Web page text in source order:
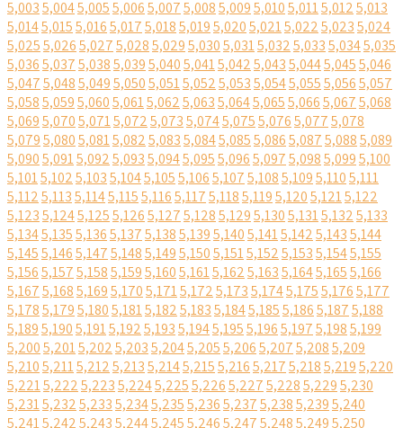
5,0035,0045,0055,0065,0075,0085,0095,0105,0115,0125,013
5,0145,0155,0165,0175,0185,0195,0205,0215,0225,0235,024
5,0255,0265,0275,0285,0295,0305,0315,0325,0335,0345,035
5,0365,0375,0385,0395,0405,0415,0425,0435,0445,0455,046
5,0475,0485,0495,0505,0515,0525,0535,0545,0555,0565,057
5,0585,0595,0605,0615,0625,0635,0645,0655,0665,0675,068
5,0695,0705,0715,0725,0735,0745,0755,0765,0775,078
5,0795,0805,0815,0825,0835,0845,0855,0865,0875,0885,089
5,0905,0915,0925,0935,0945,0955,0965,0975,0985,0995,100
5,1015,1025,1035,1045,1055,1065,1075,1085,1095,1105,111
5,1125,1135,1145,1155,1165,1175,1185,1195,1205,1215,122
5,1235,1245,1255,1265,1275,1285,1295,1305,1315,1325,133
5,1345,1355,1365,1375,1385,1395,1405,1415,1425,1435,144
5,1455,1465,1475,1485,1495,1505,1515,1525,1535,1545,155
5,1565,1575,1585,1595,1605,1615,1625,1635,1645,1655,166
5,1675,1685,1695,1705,1715,1725,1735,1745,1755,1765,177
5,1785,1795,1805,1815,1825,1835,1845,1855,1865,1875,188
5,1895,1905,1915,1925,1935,1945,1955,1965,1975,1985,199
5,2005,2015,2025,2035,2045,2055,2065,2075,2085,209
5,2105,2115,2125,2135,2145,2155,2165,2175,2185,2195,220
5,2215,2225,2235,2245,2255,2265,2275,2285,2295,230
5,2315,2325,2335,2345,2355,2365,2375,2385,2395,240
5,2415,2425,2435,2445,2455,2465,2475,2485,2495,250